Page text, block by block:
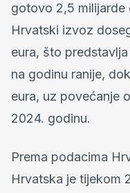
gotovo 2,5 milijarde
Hrvatski izvoz
eura, što
na godinu ranije,
eura, uz povećanje
2024. godinu.
Prema podacima
Hrvatska je tijekom